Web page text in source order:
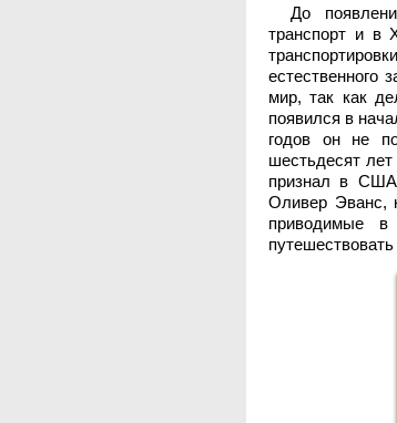
До
транспорт и в
естественного
мир, так как
появился в
годов он не
шестьдесят
признал в США
Оливер Эванс,
приводимые